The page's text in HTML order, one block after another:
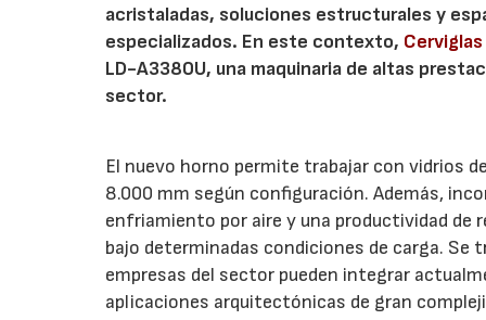
acristaladas, soluciones estructurales y
especializados. En este contexto, Cerviglas
LD-A3380U, una maquinaria de altas
sector.
El nuevo horno permite trabajar con vidrios
8.000 mm según configuración. Además,
enfriamiento por aire y una productividad de
bajo determinadas condiciones de carga.
empresas del sector pueden integrar
aplicaciones arquitectónicas de gran